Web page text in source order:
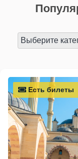
Выберите
Есть билеты